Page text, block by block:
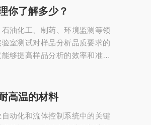
你了解多少？
油化工、制药、环境监测等领
室测试对样品分析品质要求的
够提高样品分析的效率和准确
允许各种样品的同时处理，优
避免样品交叉污染，...
高温的材料
动化和流体控制系统中的关键